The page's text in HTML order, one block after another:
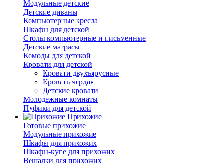
Модульные детские
Детские диваны
Компьютерные кресла
Шкафы для детской
Столы компьютерные и письменные
Детские матрасы
Комоды для детской
Кровати для детской
Кровати двухъярусные
Кровать чердак
Детские кровати
Молодежные комнаты
Пуфики для детской
Прихожие
Готовые прихожие
Модульные прихожие
Шкафы для прихожих
Шкафы-купе для прихожих
Вешалки для прихожих